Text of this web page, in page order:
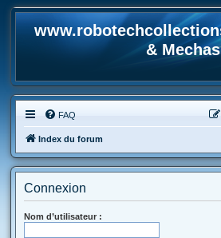
& Mechas
FAQ
Index du forum
Connexion
Nom d’utilisateur :